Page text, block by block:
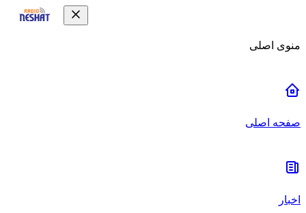
منوی اصلی
صفحه اصلی
اخبار